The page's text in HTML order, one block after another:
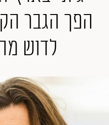
ערוצים
הפך הגבר
לדוש